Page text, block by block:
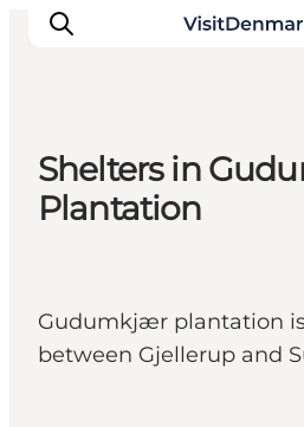
Inspirations
Planifiez votre
Shelters in
Plantation
Gudumkjær plantation
between Gjellerup and